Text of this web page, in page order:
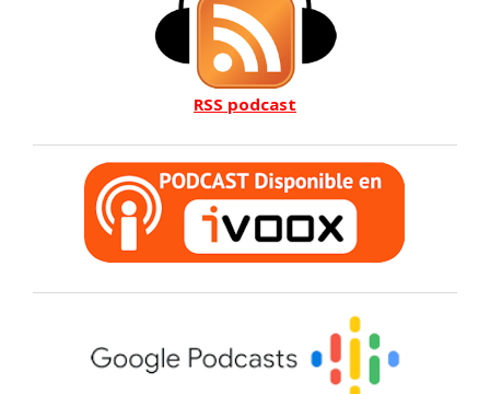
RSS podcast